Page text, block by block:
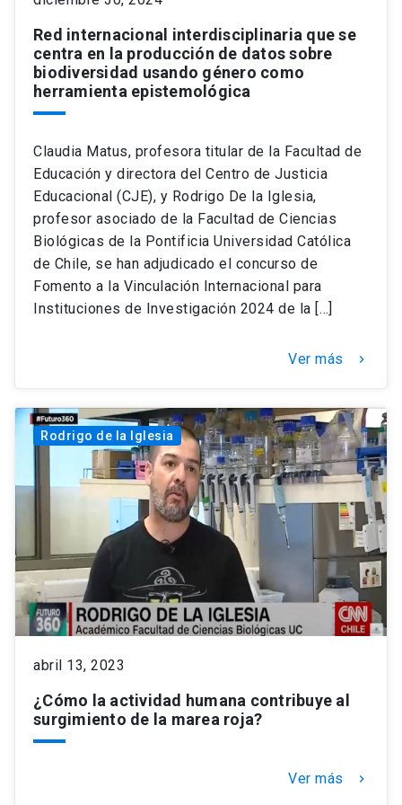
Red internacional interdisciplinaria que se
centra en la producción de datos sobre
biodiversidad usando género como
herramienta epistemológica
Claudia Matus, profesora titular de la Facultad de
Educación y directora del Centro de Justicia
Educacional (CJE), y Rodrigo De la Iglesia,
profesor asociado de la Facultad de Ciencias
Biológicas de la Pontificia Universidad Católica
de Chile, se han adjudicado el concurso de
Fomento a la Vinculación Internacional para
Instituciones de Investigación 2024 de la […]
Ver más keyboard_arrow_right
Rodrigo de la Iglesia
abril 13, 2023
¿Cómo la actividad humana contribuye al
surgimiento de la marea roja?
Ver más keyboard_arrow_right